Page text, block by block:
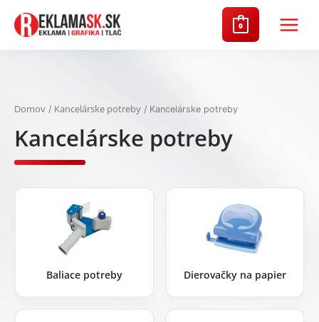
obsah
0
Main
Domov / Kancelárske potreby / Kancelárske potreby
Kancelárske potreby
Baliace potreby Dierovačky na papier